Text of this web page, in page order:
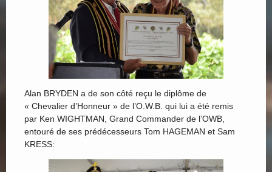
Alan BRYDEN a de son côté reçu le diplôme de
« Chevalier d’Honneur » de l’O.W.B. qui lui a été remis
par Ken WIGHTMAN, Grand Commander de l’OWB,
entouré de ses prédécesseurs Tom HAGEMAN et Sam
KRESS: